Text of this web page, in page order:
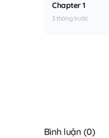
Chapter 1
3 tháng trước
Bình luận (0)